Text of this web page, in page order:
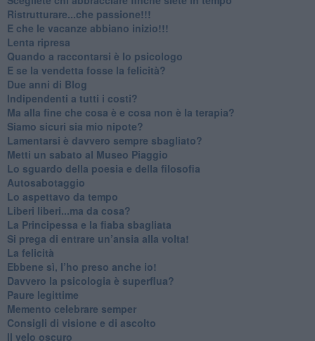
​Ristrutturare...che passione!!!
​E che le vacanze abbiano inizio!!!
​Lenta ripresa
​Quando a raccontarsi è lo psicologo
​E se la vendetta fosse la felicità?
​Due anni di Blog
​Indipendenti a tutti i costi?
​Ma alla fine che cosa è e cosa non è la terapia?
​Siamo sicuri sia mio nipote?
​Lamentarsi è davvero sempre sbagliato?
​Metti un sabato al Museo Piaggio
​Lo sguardo della poesia e della filosofia
Autosabotaggio
​Lo aspettavo da tempo
​Liberi liberi...ma da cosa?
​La Principessa e la fiaba sbagliata
Si prega di entrare un’ansia alla volta!
​La felicità
​Ebbene sì, l’ho preso anche io!
​Davvero la psicologia è superflua?
Paure legittime
​Memento celebrare semper
​Consigli di visione e di ascolto
​Il velo oscuro